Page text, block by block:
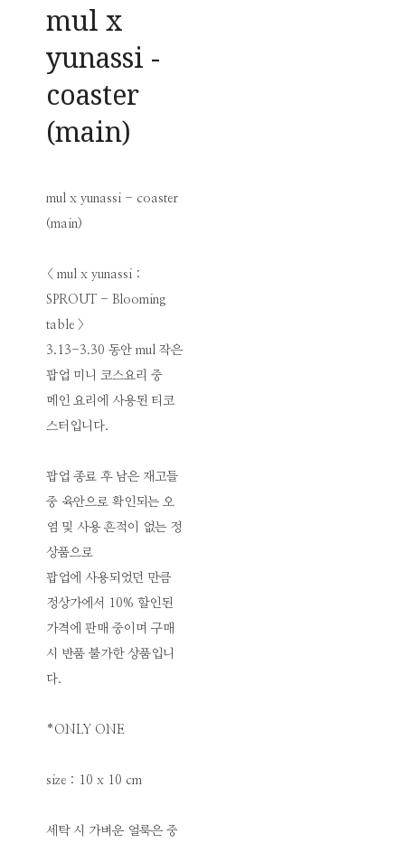
mul x
yunassi -
coaster
(main)
mul x yunassi - coaster
(main)
< mul x yunassi :
SPROUT - Blooming
table >
3.13-3.30 동안 mul 작은
팝업 미니 코스요리 중
메인 요리에 사용된 티코
스터입니다.
팝업 종료 후 남은 재고들
중 육안으로 확인되는 오
염 및 사용 흔적이 없는 정
상품으로
팝업에 사용되었던 만큼
정상가에서 10% 할인된
가격에 판매 중이며 구매
시 반품 불가한 상품입니
다.
*ONLY ONE
size : 10 x 10 cm
세탁 시 가벼운 얼룩은 중